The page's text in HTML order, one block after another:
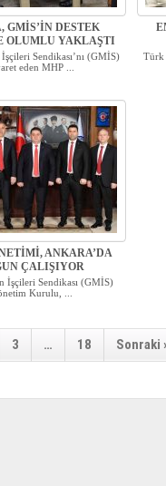
GMİS’İN DESTEK
OLUMLU YAKLAŞTI
Sendikası’nı (GMİS)
eden MHP ...
Türk
ANKARA’DA
ÇALIŞIYOR
İşçileri Sendikası (GMİS)
Kurulu, ...
3 … 18 Sonraki